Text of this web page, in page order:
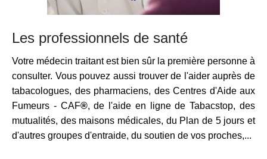
Les professionnels de santé
Votre médecin traitant est bien sûr la première personne à
consulter. Vous pouvez aussi trouver de l'aider auprès de
tabacologues, des pharmaciens, des Centres d'Aide aux
Fumeurs - CAF®, de l'aide en ligne de Tabacstop, des
mutualités, des maisons médicales, du Plan de 5 jours et
d'autres groupes d'entraide, du soutien de vos proches,...